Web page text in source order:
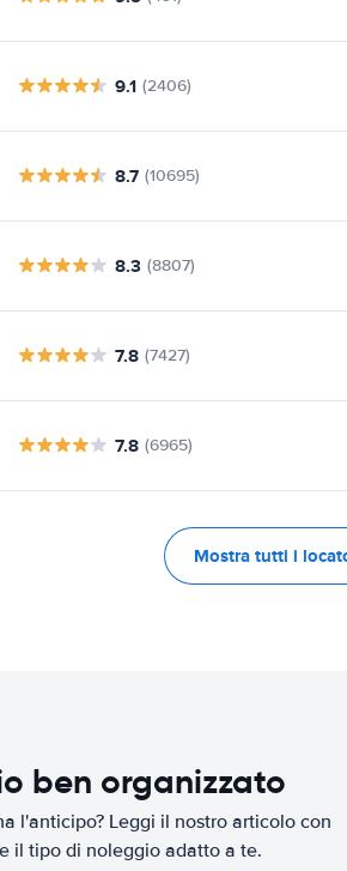
9.1 (2406)
8.7 (10695)
8.3 (8807)
7.8 (7427)
7.8 (6965)
Mostra tutti i
ben organizzato
l'anticipo? Leggi il nostro articolo con
il tipo di noleggio adatto a te.